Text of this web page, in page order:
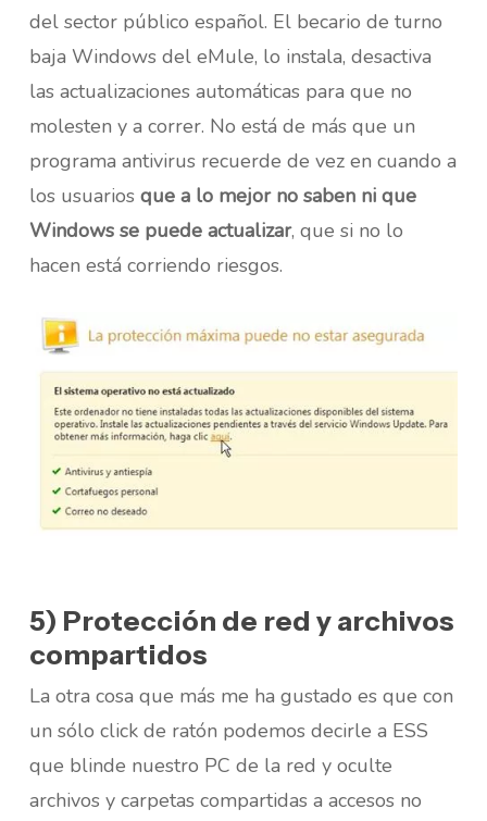
del sector público español. El becario de turno
baja Windows del eMule, lo instala, desactiva
las actualizaciones automáticas para que no
molesten y a correr. No está de más que un
programa antivirus recuerde de vez en cuando a
los usuarios que a lo mejor no saben ni que
Windows se puede actualizar, que si no lo
hacen está corriendo riesgos.
5) Protección de red y archivos
compartidos
La otra cosa que más me ha gustado es que con
un sólo click de ratón podemos decirle a ESS
que blinde nuestro PC de la red y oculte
archivos y carpetas compartidas a accesos no